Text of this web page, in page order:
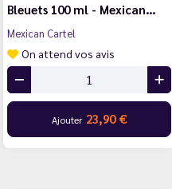
Bleuets 100 ml - Mexican…
Mexican Cartel
On attend vos avis
Ajouter 23,90 €